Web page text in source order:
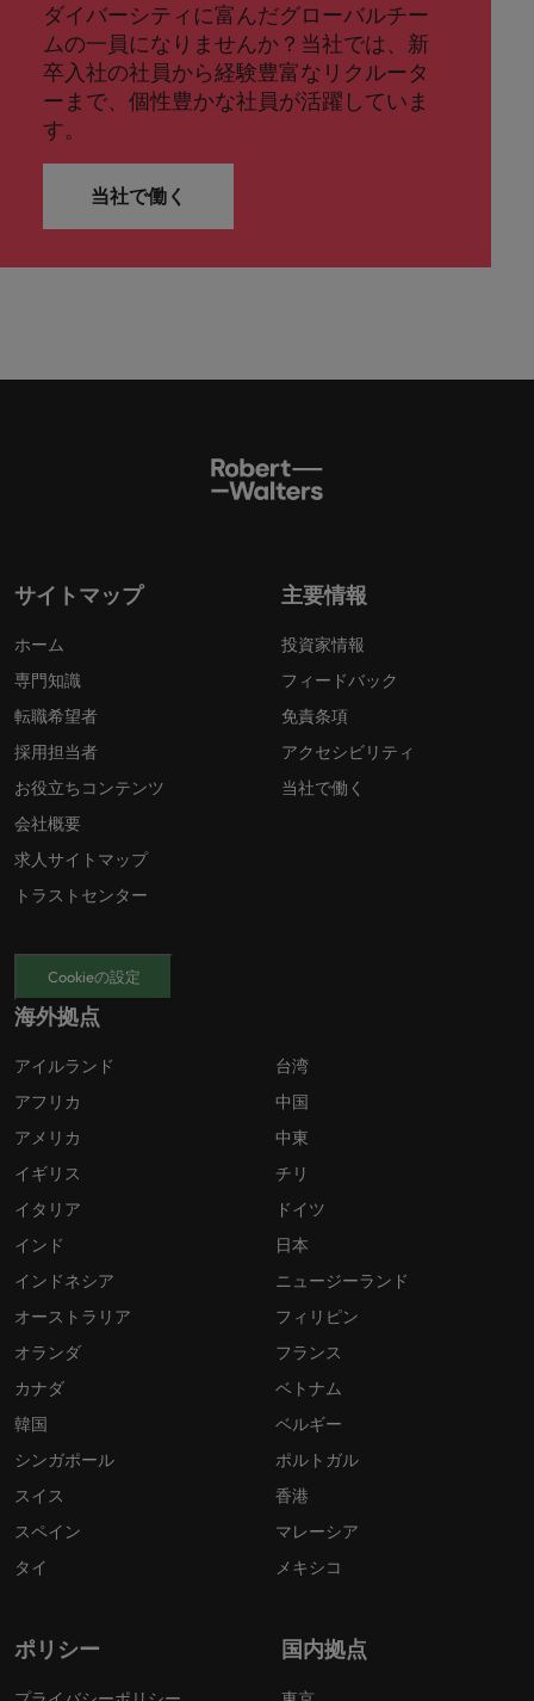
ダイバーシティに富んだグローバルチー
ムの一員になりませんか？当社では、新
卒入社の社員から経験豊富なリクルータ
ーまで、個性豊かな社員が活躍していま
す。
当社で働く
サイトマップ
ホーム
専門知識
転職希望者
採用担当者
お役立ちコンテンツ
会社概要
求人サイトマップ
トラストセンター
主要情報
投資家情報
フィードバック
免責条項
アクセシビリティ
当社で働く
Cookieの設定
海外拠点
アイルランド
アフリカ
アメリカ
イギリス
イタリア
インド
インドネシア
オーストラリア
オランダ
カナダ
韓国
シンガポール
スイス
スペイン
タイ
台湾
中国
中東
チリ
ドイツ
日本
ニュージーランド
フィリピン
フランス
ベトナム
ベルギー
ポルトガル
香港
マレーシア
メキシコ
ポリシー 国内拠点